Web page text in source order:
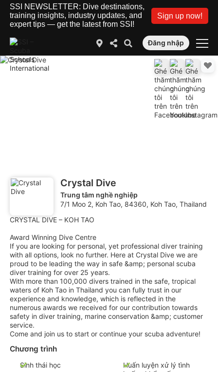
SSI NEWSLETTER: Dive destinations,
training insights, industry updates, and
expert tips — get the latest from SSI!
Sign up now!
Đăng nhập
Crystal Dive
Trung tâm nghề nghiệp
7/1 Moo 2, Koh Tao, 84360, Koh Tao, Thailand
CRYSTAL DIVE – KOH TAO
Award Winning Dive Centre
If you are looking for personal, yet professional diver training
with all options, look no further. Here at Crystal Dive we are
proud to be leading the way in safe &amp; personal scuba
diver training for over 25 years.
With more than 100,000 divers trained in the safe, tropical
waters of Koh Tao in Thailand you can fully trust in our
experience and knowledge, which is reflected in the
numerous awards we received for our contribution towards
safety in diver training, marine conservation &amp; customer
service.
Come and join us to start or continue your scuba adventure!
Chương trình
Sinh thái học
Huấn luyện xử lý tình